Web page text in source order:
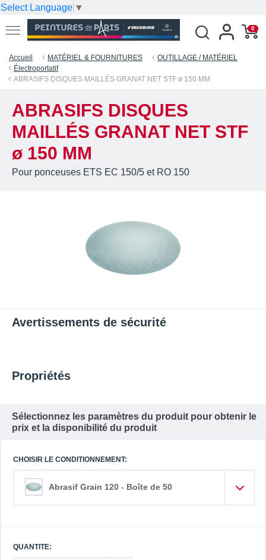
Select Language ▼
0
Accueil MATÉRIEL & FOURNITURES
OUTILLAGE / MATÉRIEL
Électroportatif
ABRASIFS DISQUES MAILLÉS GRANAT NET STF ø 150 MM
ABRASIFS DISQUES
MAILLÉS GRANAT NET STF
ø 150 MM
Pour ponceuses ETS EC 150/5 et RO 150
Avertissements de sécurité
Propriétés
Sélectionnez les paramètres du produit pour obtenir le
prix et la disponibilité du produit
CHOISIR LE CONDITIONNEMENT:
Abrasif Grain 120 - Boîte de 50
QUANTITE: